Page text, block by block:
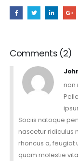
Comments (2)
non
Sociis natoque
nascetur ridiculus
rhoncus a, feugiat
quam molestie